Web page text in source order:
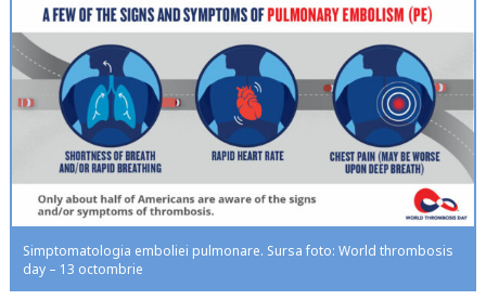
Simptomatologia emboliei pulmonare. Sursa foto: World thrombosis
day – 13 octombrie